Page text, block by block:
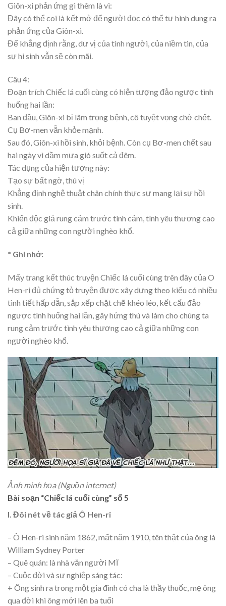
Giôn-xi phản ứng gì thêm là vì:
Đây có thể coi là kết mở để người đọc có thể tự hình dung ra
phản ứng của Giôn-xi.
Để khẳng định rằng, dư vị của tình người, của niềm tin, của
sự hi sinh vẫn sẽ còn mãi.
Câu 4:
Đoạn trích Chiếc lá cuối cùng có hiện tượng đảo ngược tình
huống hai lần:
Ban đầu, Giôn-xi bị lâm trọng bệnh, cô tuyệt vọng chờ chết.
Cụ Bơ-men vẫn khỏe mạnh.
Sau đó, Giôn-xi hồi sinh, khỏi bệnh. Còn cụ Bơ-men chết sau
hai ngày vì dầm mưa gió suốt cả đêm.
Tác dụng của hiện tượng này:
Tạo sự bất ngờ, thú vị
Khẳng định nghệ thuật chân chính thực sự mang lại sự hồi
sinh.
Khiến độc giả rung cảm trước tình cảm, tình yêu thương cao
cả giữa những con người nghèo khổ.
* Ghi nhớ:
Mấy trang kết thúc truyện Chiếc lá cuối cùng trên đây của O
Hen-ri đủ chứng tỏ truyện được xây dựng theo kiểu có nhiều
tình tiết hấp dẫn, sắp xếp chặt chẽ khéo léo, kết cấu đảo
ngược tình huống hai lần, gây hứng thú và làm cho chúng ta
rung cảm trước tình yêu thương cao cả giữa những con
người nghèo khổ.
Ảnh minh họa (Nguồn internet)
Bài soạn “Chiếc lá cuối cùng” số 5
I. Đôi nét về tác giả Ô Hen-ri
– Ô Hen-ri sinh năm 1862, mất năm 1910, tên thật của ông là
William Sydney Porter
– Quê quán: là nhà văn người Mĩ
– Cuộc đời và sự nghiệp sáng tác:
+ Ông sinh ra trong một gia đình có cha là thầy thuốc, mẹ ông
qua đời khi ông mới lên ba tuổi